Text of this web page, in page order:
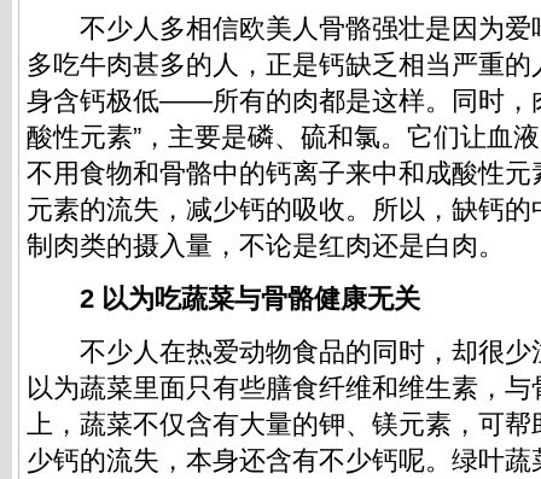
不少人多相信欧美人骨骼强壮是因为爱
多吃牛肉甚多的人，正是钙缺乏相当严重
身含钙极低——所有的肉都是这样。同时，
酸性元素”，主要是磷、硫和氯。它们让血
不用食物和骨骼中的钙离子来中和成酸性
元素的流失，减少钙的吸收。所以，缺钙
制肉类的摄入量，不论是红肉还是白肉。
2 以为吃蔬菜与骨骼健康无关
不少人在热爱动物食品的同时，却很少
以为蔬菜里面只有些膳食纤维和维生素，
上，蔬菜不仅含有大量的钾、镁元素，可
少钙的流失，本身还含有不少钙呢。绿叶